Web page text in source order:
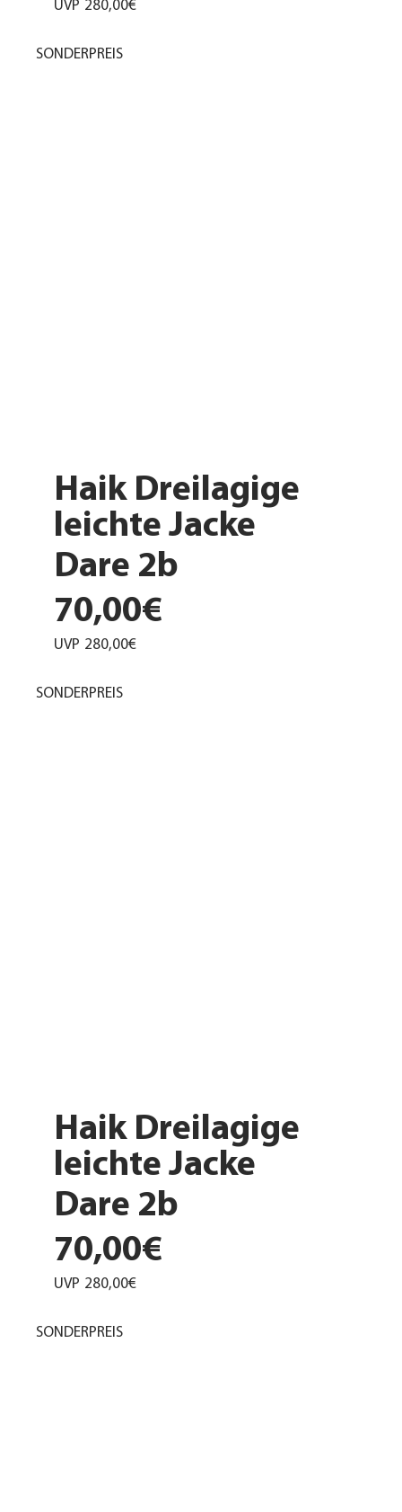
UVP 280,00€
Haik Dreilagige
leichte Jacke
Dare 2b
70,00€
UVP 280,00€
SONDERPREIS
Haik Dreilagige
leichte Jacke
Dare 2b
70,00€
UVP 280,00€
SONDERPREIS
SONDERPREIS